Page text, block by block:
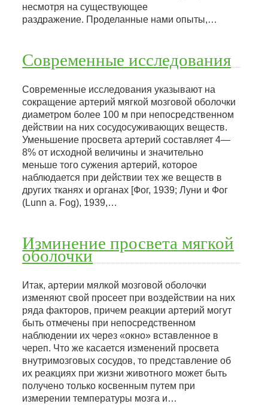
несмотря на существующее
раздражение. Проделанные нами опыты,…
Современные исследования
Современные исследования указывают на
сокращение артерий мягкой мозговой оболочки
диаметром более 100 м при непосредственном
действии на них сосудосуживающих веществ.
Уменьшение просвета артерий составляет 4—
8% от исходной величины и значительно
меньше того сужения артерий, которое
наблюдается при действии тех же веществ в
других тканях и органах [Фог, 1939; Луни и Фог
(Lunn a. Fog), 1939,…
Изминение просвета мягкой
оболочки
Итак, артерии мялкой мозговой оболочки
изменяют свой просеет при воздействии на них
ряда факторов, причем реакции артерий могут
быть отмечены при непосредственном
наблюдении их через «окно» вставленное в
череп. Что же касается изменений просвета
внутримозговых сосудов, то представление об
их реакциях при жизни животного может быть
получено только косвенным путем при
измерении температуры мозга и…